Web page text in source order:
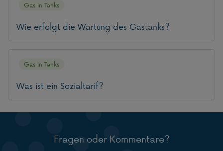
Wie erfolgt die Wartung des Gastanks?
Gas in Tanks
Was ist ein Sozialtarif?
Gas in Tanks
Fragen oder Kommentare?